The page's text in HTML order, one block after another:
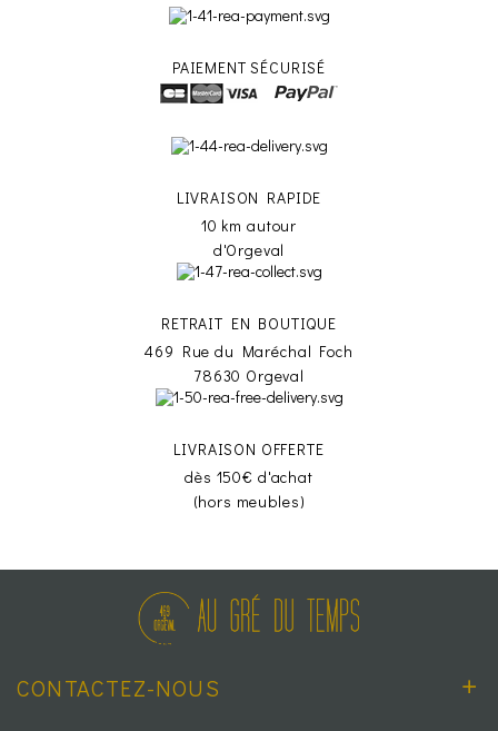
PAIEMENT SÉCURISÉ
LIVRAISON RAPIDE
10 km autour
d'Orgeval
RETRAIT EN BOUTIQUE
469 Rue du Maréchal Foch
78630 Orgeval
LIVRAISON OFFERTE
dès 150€ d'achat
(hors meubles)
CONTACTEZ-NOUS